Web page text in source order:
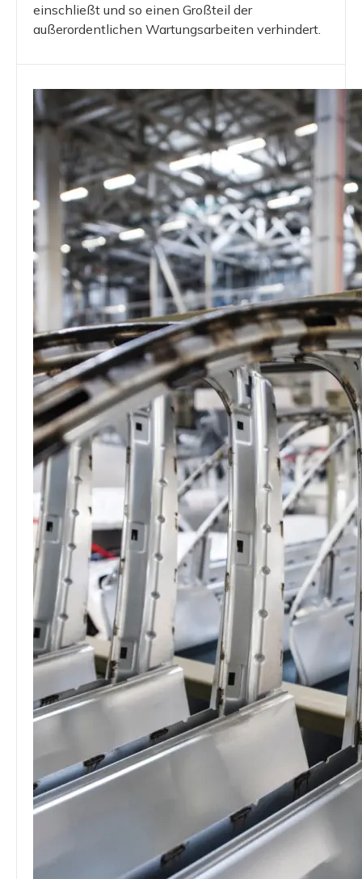
einschließt und so einen Großteil der
außerordentlichen Wartungsarbeiten verhindert.